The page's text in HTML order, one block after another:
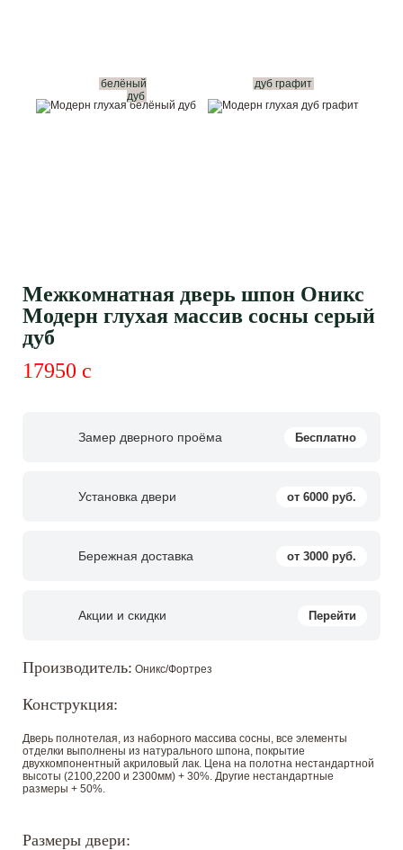
белёный
дуб
дуб графит
Межкомнатная дверь шпон Оникс
Модерн глухая массив сосны серый
дуб
17950 c
Замер дверного проёма Бесплатно
Установка двери от 6000 руб.
Бережная доставка от 3000 руб.
Акции и скидки Перейти
Производитель: Оникс/Фортрез
Конструкция:
Дверь полнотелая, из наборного массива сосны, все элементы
отделки выполнены из натурального шпона, покрытие
двухкомпонентный акриловый лак. Цена на полотна нестандартной
высоты (2100,2200 и 2300мм) + 30%. Другие нестандартные
размеры + 50%.
Размеры двери: